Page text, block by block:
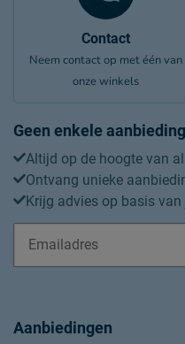
Contact
Neem contact op met één van
onze winkels
Geen enkele
Altijd op de hoogte van
Ontvang unieke
Krijg advies op basis
Aanbiedingen